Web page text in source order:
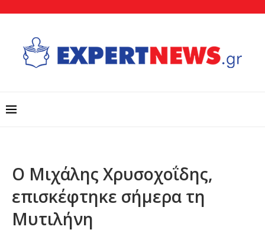
Ο Μιχάλης Χρυσοχοΐδης,
επισκέφτηκε σήμερα τη
Μυτιλήνη